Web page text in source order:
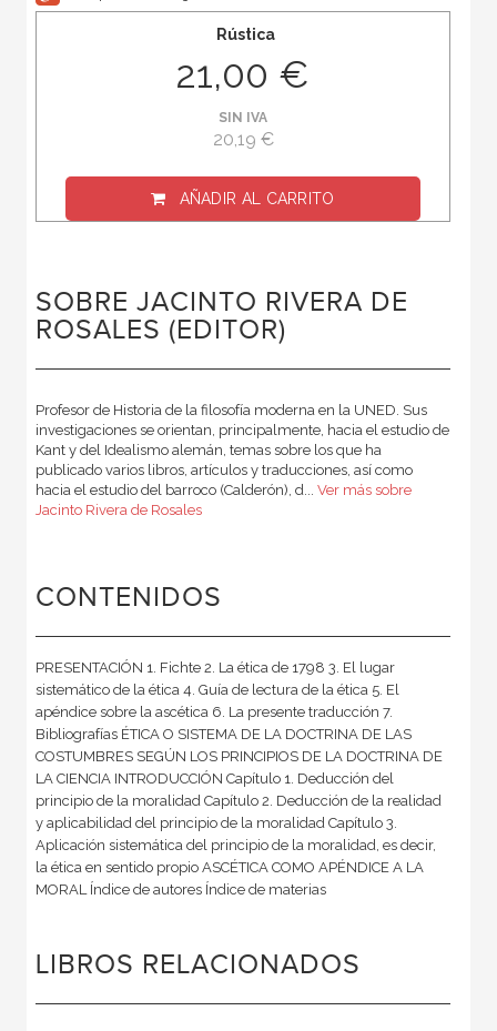
Rústica
21,00 €
SIN IVA
20,19 €
AÑADIR AL CARRITO
SOBRE JACINTO RIVERA DE
ROSALES (EDITOR)
Profesor de Historia de la filosofía moderna en la UNED. Sus
investigaciones se orientan, principalmente, hacia el estudio de
Kant y del Idealismo alemán, temas sobre los que ha
publicado varios libros, artículos y traducciones, así como
hacia el estudio del barroco (Calderón), d... Ver más sobre
Jacinto Rivera de Rosales
CONTENIDOS
PRESENTACIÓN 1. Fichte 2. La ética de 1798 3. El lugar
sistemático de la ética 4. Guía de lectura de la ética 5. El
apéndice sobre la ascética 6. La presente traducción 7.
Bibliografías ÉTICA O SISTEMA DE LA DOCTRINA DE LAS
COSTUMBRES SEGÚN LOS PRINCIPIOS DE LA DOCTRINA DE
LA CIENCIA INTRODUCCIÓN Capítulo 1. Deducción del
principio de la moralidad Capítulo 2. Deducción de la realidad
y aplicabilidad del principio de la moralidad Capítulo 3.
Aplicación sistemática del principio de la moralidad, es decir,
la ética en sentido propio ASCÉTICA COMO APÉNDICE A LA
MORAL Índice de autores Índice de materias
LIBROS RELACIONADOS